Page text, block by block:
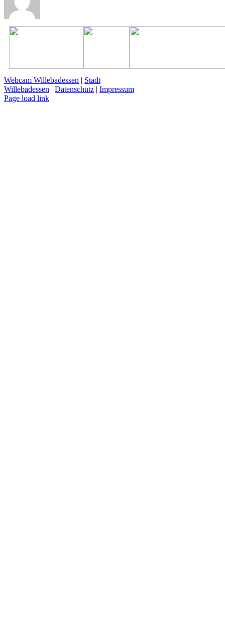
Webcam Willebadessen | Stadt
Willebadessen | Datenschutz | Impressum
Facebook
X
YouTube
Page load link